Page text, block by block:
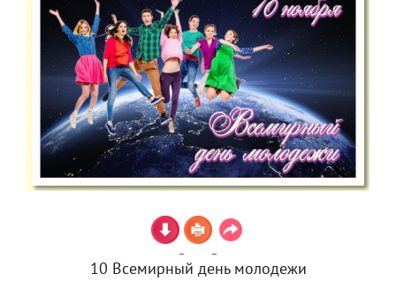
10 Всемирный день молодежи